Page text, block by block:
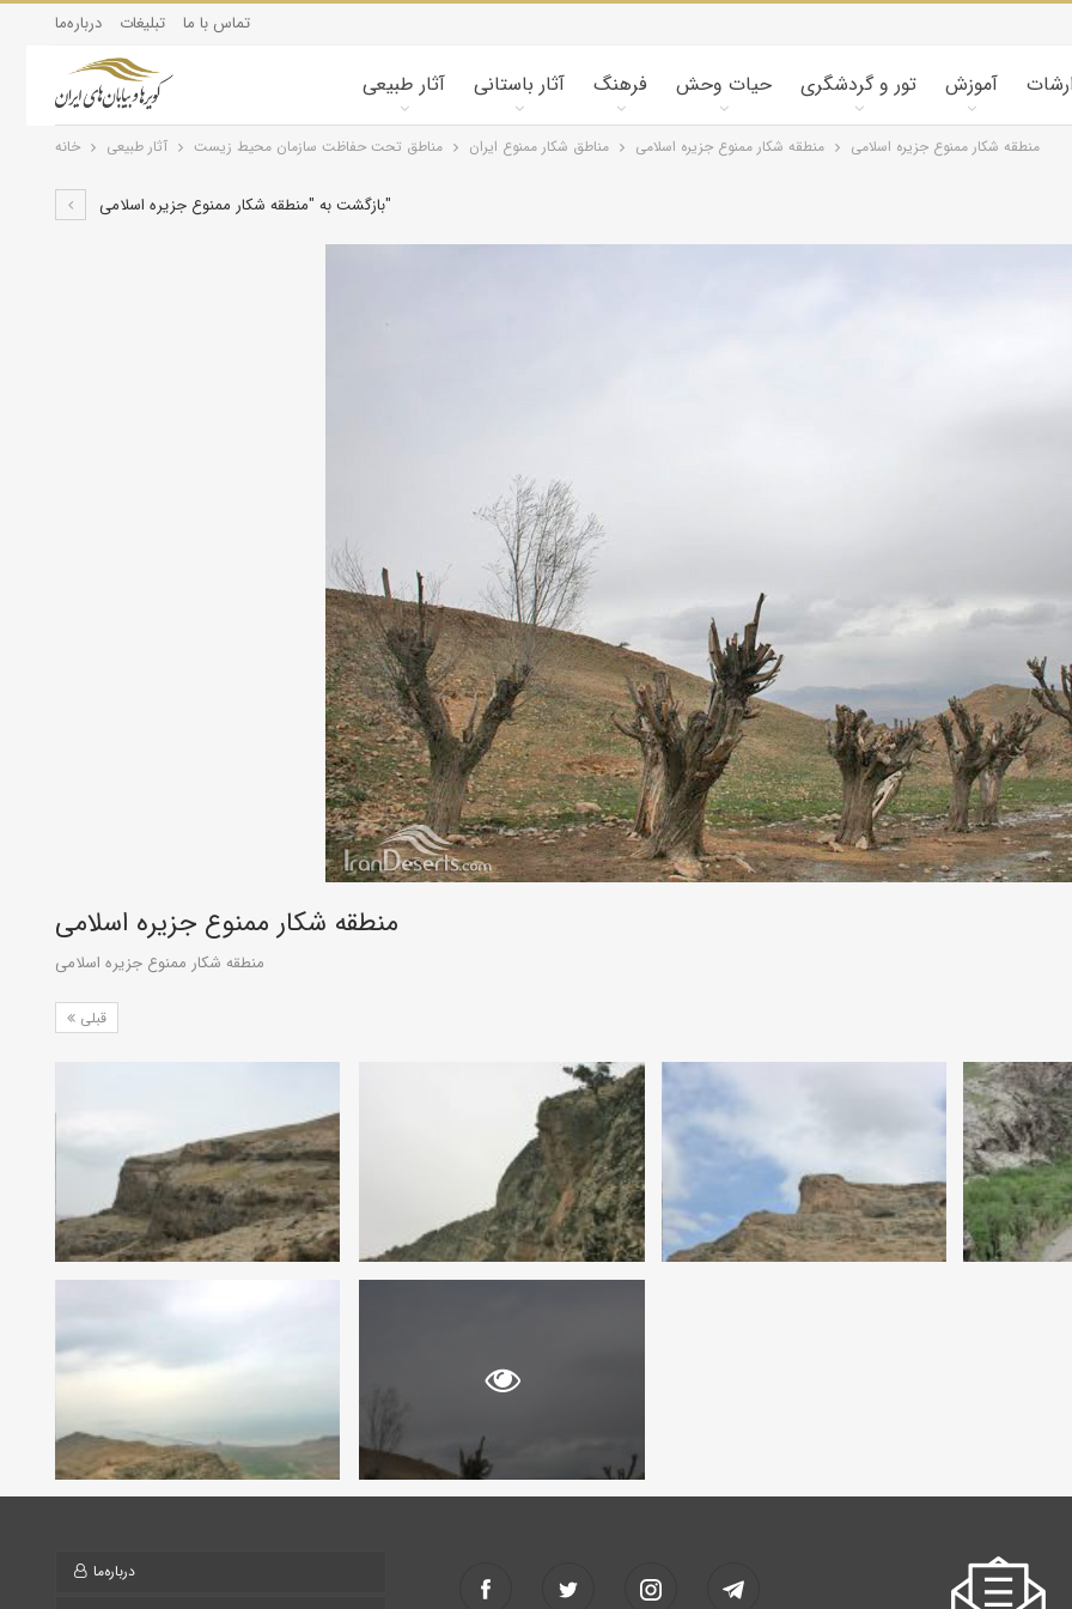
درباره‌ما تبلیغات تماس با ما
آثار طبیعی آثار باستانی فرهنگ حیات وحش تور و گردشگری آموزش
خانه آثار طبیعی مناطق تحت حفاظت سازمان محیط زیست مناطق شکار ممنوع ایران منطقه شکار ممنوع جزیره اسلامی منطقه شکار ممنوع جزیره اسلامی
بازگشت به "منطقه شکار ممنوع جزیره اسلامی"
منطقه شکار ممنوع جزیره اسلامی
منطقه شکار ممنوع جزیره اسلامی
قبلی
درباره‌ما